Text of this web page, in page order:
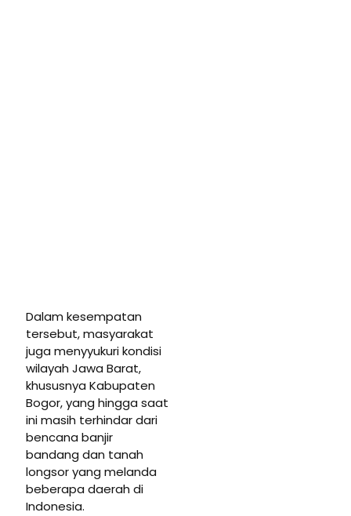
Dalam kesempatan
tersebut, masyarakat
juga menyyukuri kondisi
wilayah Jawa Barat,
khususnya Kabupaten
Bogor, yang hingga saat
ini masih terhindar dari
bencana banjir
bandang dan tanah
longsor yang melanda
beberapa daerah di
Indonesia.